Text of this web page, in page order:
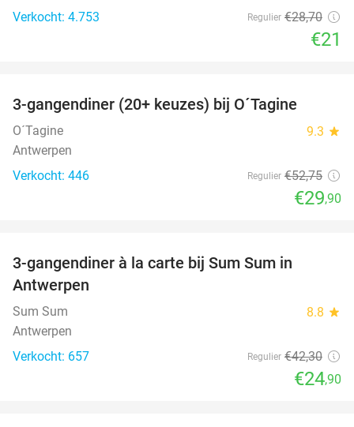
Verkocht: 4.753
Regulier €28,70
€21
3-gangendiner (20+ keuzes) bij O´Tagine
O´Tagine 9.3 star
Antwerpen
Verkocht: 446
Regulier €52,75
€29,90
3-gangendiner à la carte bij Sum Sum in
Antwerpen
Sum Sum 8.8 star
Antwerpen
Verkocht: 657
Regulier €42,30
€24,90